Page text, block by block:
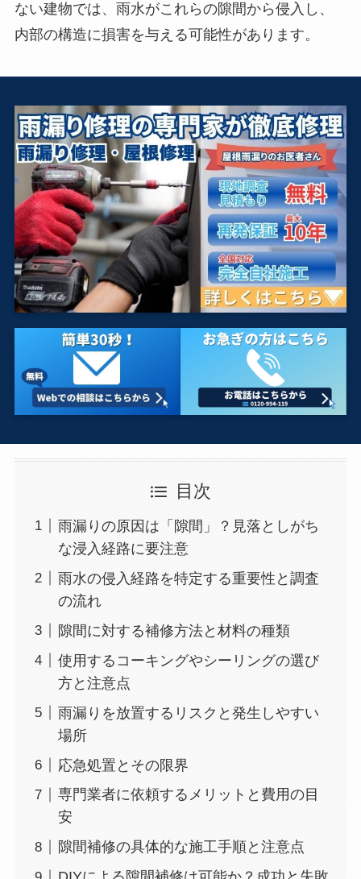
ない建物では、雨水がこれらの隙間から侵入し、
内部の構造に損害を与える可能性があります。
目次
雨漏りの原因は「隙間」？見落としがち
な浸入経路に要注意
雨水の侵入経路を特定する重要性と調査
の流れ
隙間に対する補修方法と材料の種類
使用するコーキングやシーリングの選び
方と注意点
雨漏りを放置するリスクと発生しやすい
場所
応急処置とその限界
専門業者に依頼するメリットと費用の目
安
隙間補修の具体的な施工手順と注意点